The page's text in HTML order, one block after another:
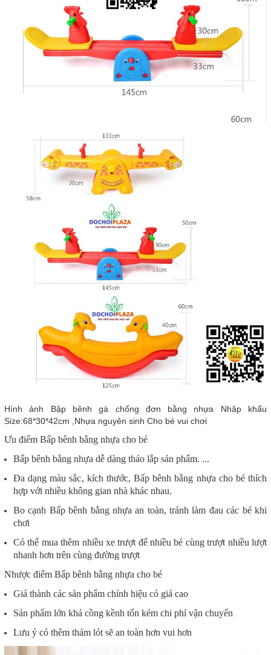
Hính ảnh Bập bênh gà chống đơn bằng nhựa Nhập khẩu
Size:68*30*42cm ,Nhựa nguyên sinh Cho bé vui chơi
Ưu điểm Bấp bênh bằng nhựa cho bé
Bấp bênh bằng nhựa dễ dàng tháo lắp sản phẩm. ...
Đa dạng màu sắc, kích thước, Bấp bênh bằng nhựa cho bé thích
hợp với nhiều không gian nhà khác nhau.
Bo cạnh Bấp bênh bằng nhựa an toàn, tránh làm đau các bé khi
chơi
Có thể mua thêm nhiều xe trượt để nhiều bé cùng trượt nhiều lượt
nhanh hơn trên cùng đường trượt
Nhược điểm Bấp bênh bằng nhựa cho bé
Giá thành các sản phẩm chính hiệu có giá cao
Sản phẩm lớn khá cồng kềnh tốn kém chi phí vận chuyển
Lưu ý có thêm thảm lót sẽ an toàn hơn vui hơn